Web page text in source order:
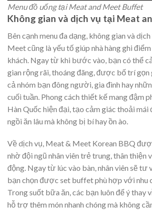
Menu đồ uống tại Meat and Meet Buffet
Không gian và dịch vụ tại Meat
Bên cạnh menu đa dạng, không gian và
Meet cũng là yếu tố giúp nhà hàng ghi
khách. Ngay từ khi bước vào, bạn có thể
gian rộng rãi, thoáng đãng, được bố trí gọn
cả nhóm bạn đông người, gia đình hay
cuối tuần. Phong cách thiết kế mang đậm
Hàn Quốc hiện đại, tạo cảm giác thoải mái
ngồi ăn lâu mà không bị bí hay ồn ào.
Về dịch vụ, Meat & Meet Korean BBQ
nhờ đội ngũ nhân viên trẻ trung, thân thiện
động. Ngay từ lúc vào bàn, nhân viên sẽ tư
bạn chọn được set buffet phù hợp với nhu
Trong suốt bữa ăn, các bạn luôn để ý thay
hỗ trợ thêm món nhanh chóng mà không